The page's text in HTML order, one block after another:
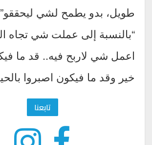
طويل، بدو يطمح لشي
“بالنسبة إلى عملت شي تجاه
اعمل شي لاربح فيه.. قد ما
خير وقد ما فيكون اصبروا
تابعنا